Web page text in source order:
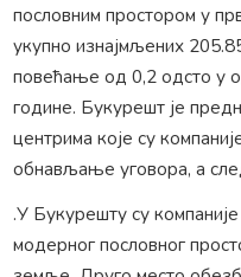
пословним простором у
укупно изнајмљених
повећање од 0,2 одсто у
године. Букурешт је
центрима које су
обнављање уговора, а
.У Букурешту су
модерног пословног